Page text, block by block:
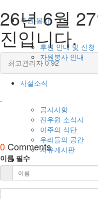
후원·봉사
후원 안내 및 신청
자원봉사 안내
시설소식
공지사항
진우원 소식지
이주의 식단
우리들의 공간
자유게시판
26년 6월
진입니다.
최고관리자 092
.
0 Comments
이름 필수